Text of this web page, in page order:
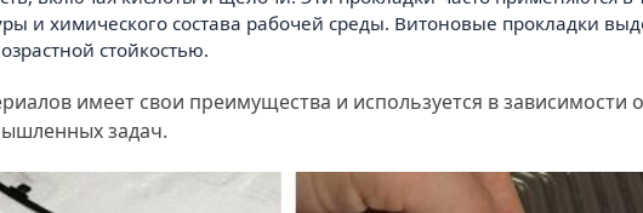
и химического состава рабочей среды. Витоновые прокладки
стойкостью.
имеет свои преимущества и используется в
задач.